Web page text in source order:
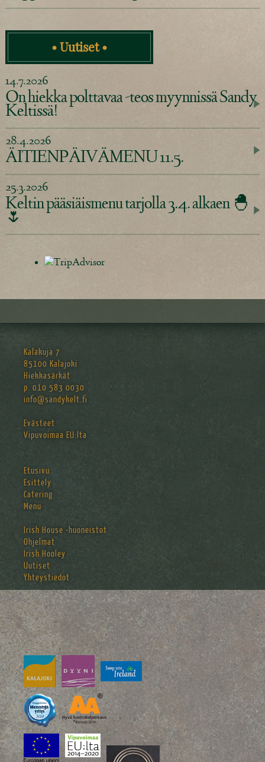
• Uutiset •
14.7.2026
On hiekka polttavaa -teos myynnissä Sandy
Keltissä!
28.4.2026
ÄITIENPÄIVÄMENU 11.5.
25.3.2026
Keltin pääsiäismenu tarjolla 3.4. alkaen 🐣
🌷
Kalakuja 7
85100 Kalajoki
Hiekkasärkät
p. 010 583 0030
info@sandykelt.fi
Evästeet
Vipuvoimaa EU:lta
Etusivu
Esittely
Catering
Menu
Irish House -huoneistot
Ohjelmat
Irish Hooley
Uutiset
Yhteystiedot